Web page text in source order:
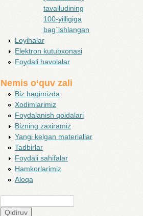
tavalludining
100-yilligiga
bag`ishlangan
Loyihalar
Elektron kutubxonasi
Foydali havolalar
Nemis o‘quv zali
Biz haqimizda
Xodimlarimiz
Foydalanish qoidalari
Bizning zaxiramiz
Yangi kelgan materiallar
Tadbirlar
Foydali sahifalar
Hamkorlarimiz
Aloqa
Search form